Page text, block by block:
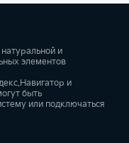
и
элементов
и
быть
или подключаться